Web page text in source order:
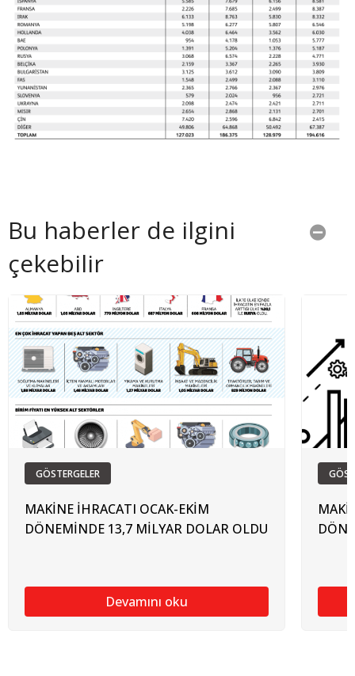
Bu haberler de ilgini
çekebilir
GÖSTERGELER
MAKİNE İHRACATI OCAK-EKİM
DÖNEMİNDE 13,7 MİLYAR DOLAR OLDU
Devamını oku